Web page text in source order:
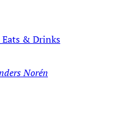
Eats & Drinks
Norén